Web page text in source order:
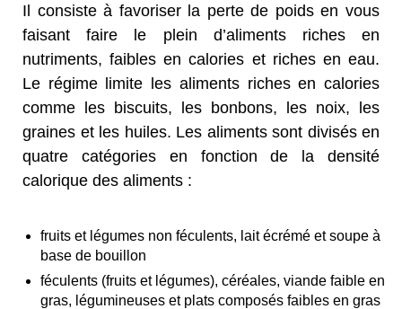
Il consiste à favoriser la perte de poids en vous
faisant faire le plein d’aliments riches en
nutriments, faibles en calories et riches en eau.
Le régime limite les aliments riches en calories
comme les biscuits, les bonbons, les noix, les
graines et les huiles. Les aliments sont divisés en
quatre catégories en fonction de la densité
calorique des aliments :
fruits et légumes non féculents, lait écrémé et soupe à
base de bouillon
féculents (fruits et légumes), céréales, viande faible en
gras, légumineuses et plats composés faibles en gras